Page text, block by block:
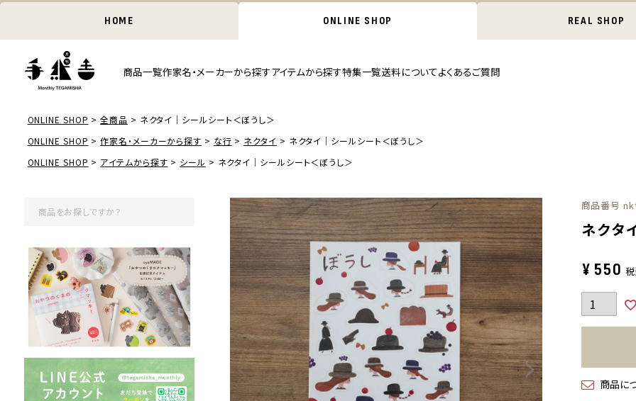
HOME ONLINE SHOP REAL SHOP
商品一覧作家名・メーカーから探すアイテムから探す特集一覧送料についてよくあるご質問
ONLINE SHOP 全商品
ネクタイ｜シールシート＜ぼうし＞
ONLINE SHOP
作家名・メーカーから探す な行 ネクタイ
ネクタイ｜シールシート＜ぼうし＞
ONLINE SHOP
アイテムから探す シール ネクタイ｜シールシート＜ぼうし＞
商品番号
ネクタ
¥ 550
商品に